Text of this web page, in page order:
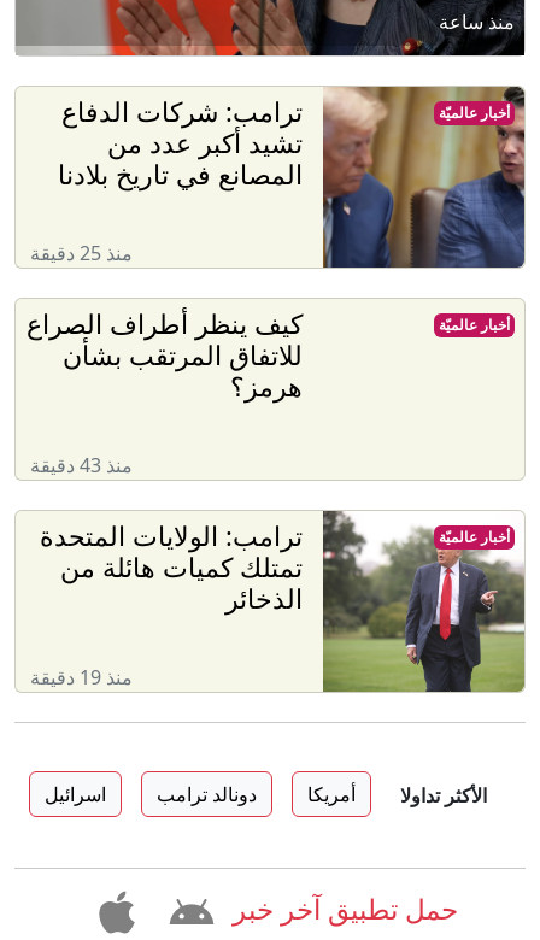
منذ ساعة
ترامب: شركات الدفاع
تشيد أكبر عدد من
المصانع في تاريخ بلادنا
منذ 25 دقيقة
أخبار عالميّة
كيف ينظر أطراف الصراع
للاتفاق المرتقب بشأن
هرمز؟
منذ 43 دقيقة
أخبار عالميّة
ترامب: الولايات المتحدة
تمتلك كميات هائلة من
الذخائر
منذ 19 دقيقة
أخبار عالميّة
الأكثر تداولا أمريكا دونالد ترامب اسرائيل
حمل تطبيق آخر خبر